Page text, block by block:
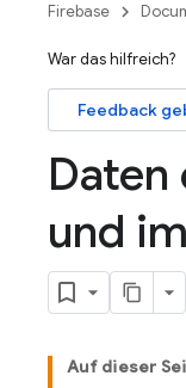
Firebase
War das hilfreich?
Feedback
und
Auf dieser